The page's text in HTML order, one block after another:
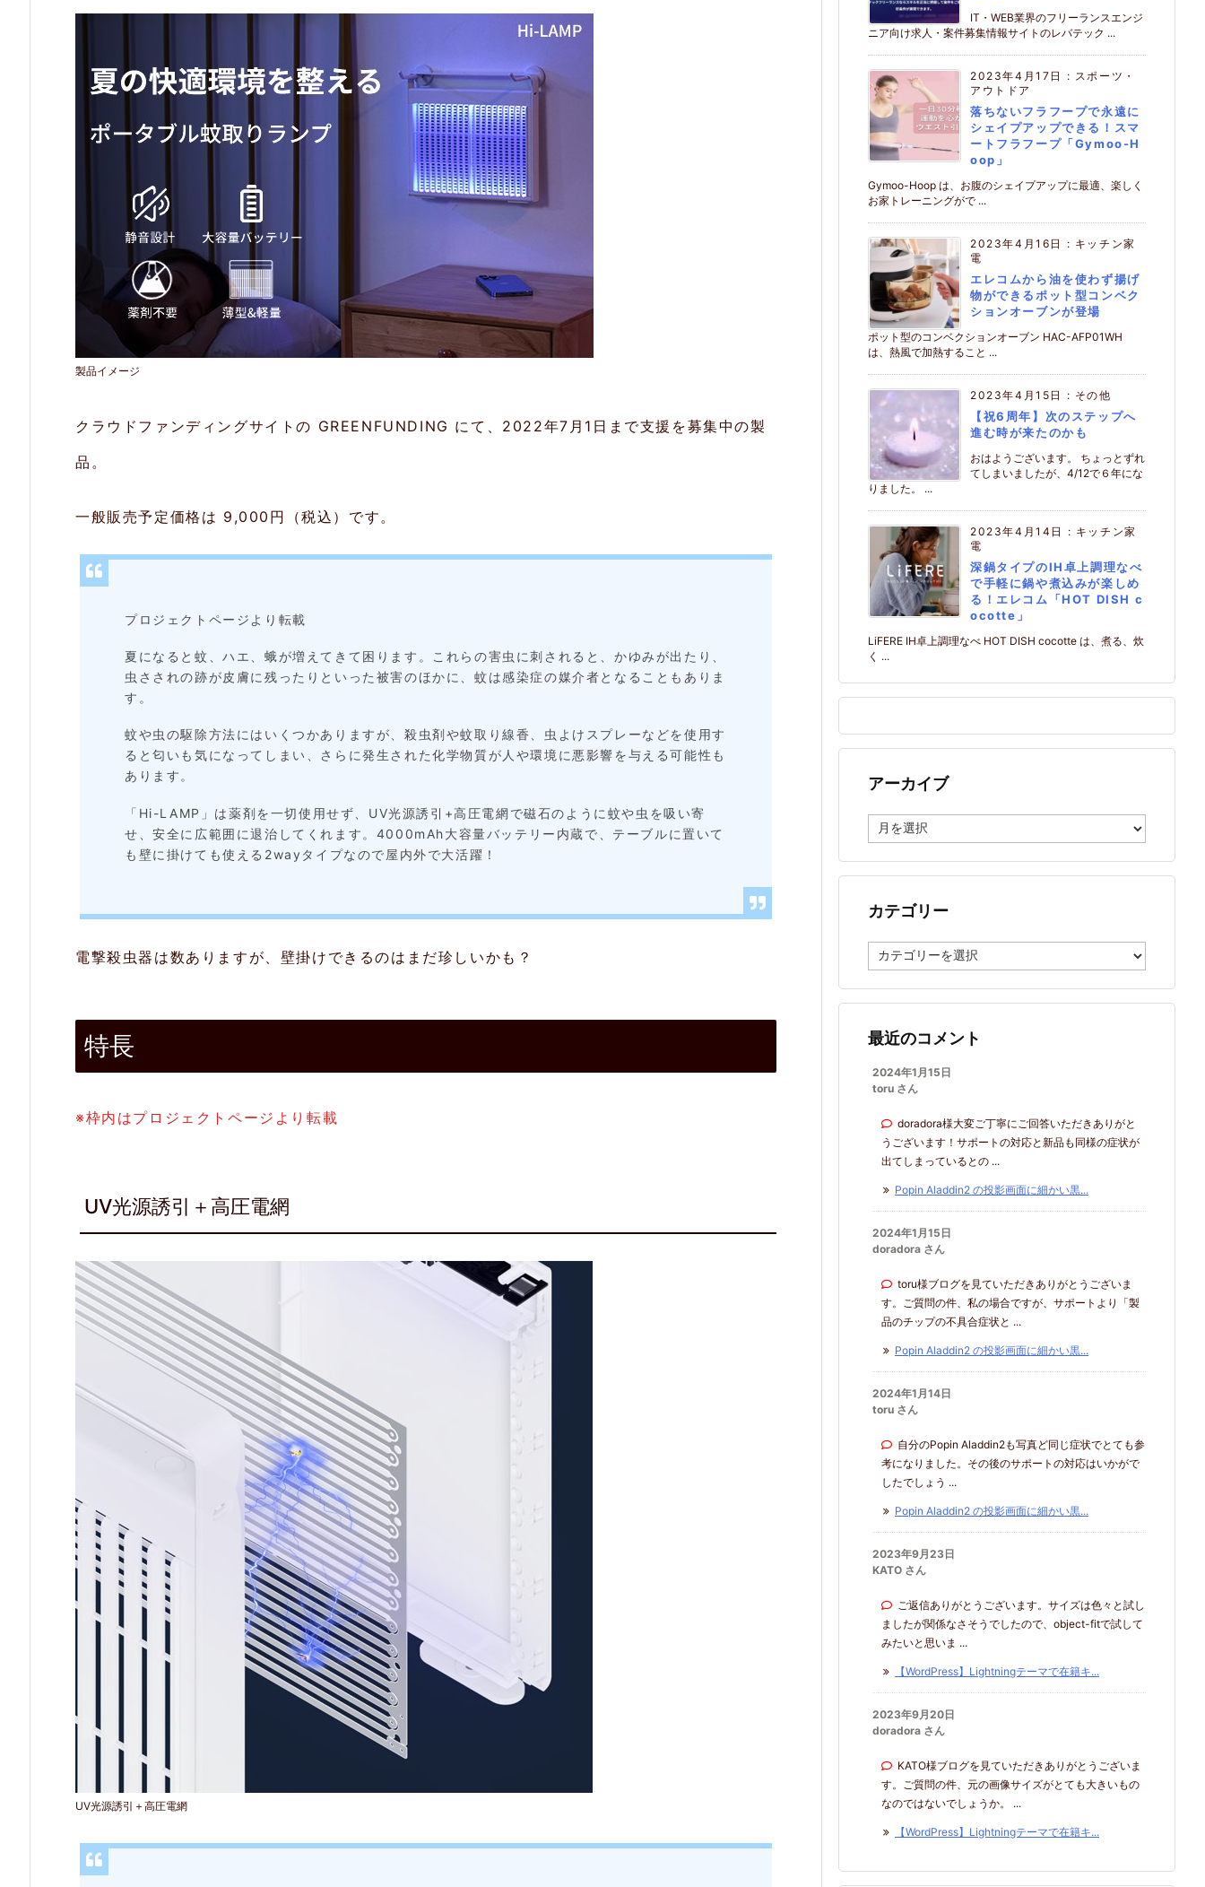
L
M
1.
U
光
誘
高
2.
置
く・
壁
の
W
3.
ま
っ
設
計
2.
剤
製品イメージ
クラウドファンディングサイトの GREENFUNDING にて、2022年7月1日まで支援を募集中の製
品。
一般販売予定価格は 9,000円（税込）です。
プロジェクトページより転載
夏になると蚊、ハエ、蛾が増えてきて困ります。これらの害虫に刺されると、かゆみが出たり、
虫さされの跡が皮膚に残ったりといった被害のほかに、蚊は感染症の媒介者となることもありま
す。
蚊や虫の駆除方法にはいくつかありますが、殺虫剤や蚊取り線香、虫よけスプレーなどを使用す
ると匂いも気になってしまい、さらに発生された化学物質が人や環境に悪影響を与える可能性も
あります。
「Hi-LAMP」は薬剤を一切使用せず、UV光源誘引+高圧電網で磁石のように蚊や虫を吸い寄
せ、安全に広範囲に退治してくれます。4000mAh大容量バッテリー内蔵で、テーブルに置いて
も壁に掛けても使える2wayタイプなので屋内外で大活躍！
電撃殺虫器は数ありますが、壁掛けできるのはまだ珍しいかも？
特長
※枠内はプロジェクトページより転載
UV光源誘引＋高圧電網
UV光源誘引＋高圧電網
IT・WEB業界のフリーランスエンジ
ニア向け求人・案件募集情報サイトのレバテック ...
2023年4月17日 : スポーツ・
アウトドア
落ちないフラフープで永遠に
シェイプアップできる！スマ
ートフラフープ「Gymoo-H
oop」
Gymoo-Hoop は、お腹のシェイプアップに最適、楽しく
お家トレーニングがで ...
2023年4月16日 : キッチン家
電
エレコムから油を使わず揚げ
物ができるポット型コンベク
ションオーブンが登場
ポット型のコンベクションオーブン HAC-AFP01WH
は、熱風で加熱すること ...
2023年4月15日 : その他
【祝6周年】次のステップへ
進む時が来たのかも
おはようございます。 ちょっとずれ
てしまいましたが、4/12で６年にな
りました。 ...
2023年4月14日 : キッチン家
電
深鍋タイプのIH卓上調理なべ
で手軽に鍋や煮込みが楽しめ
る！エレコム「HOT DISH c
ocotte」
LiFERE IH卓上調理なべ HOT DISH cocotte は、煮る、炊
く ...
アーカイブ
ー
イ
カテゴリー
テ
リ
最近のコメント
2024年1月15日
toru さん
doradora様大変ご丁寧にご回答いただきありがと
うございます！サポートの対応と新品も同様の症状が
出てしまっているとの ...
Popin Aladdin2 の投影画面に細かい黒...
2024年1月15日
doradora さん
toru様ブログを見ていただきありがとうございま
す。ご質問の件、私の場合ですが、サポートより「製
品のチップの不具合症状と ...
Popin Aladdin2 の投影画面に細かい黒...
2024年1月14日
toru さん
自分のPopin Aladdin2も写真ど同じ症状でとても参
考になりました。その後のサポートの対応はいかがで
したでしょう ...
Popin Aladdin2 の投影画面に細かい黒...
2023年9月23日
KATO さん
ご返信ありがとうございます。サイズは色々と試し
ましたが関係なさそうでしたので、object-fitで試して
みたいと思いま ...
【WordPress】Lightningテーマで在籍キ...
2023年9月20日
doradora さん
KATO様ブログを見ていただきありがとうございま
す。ご質問の件、元の画像サイズがとても大きいもの
なのではないでしょうか。 ...
【WordPress】Lightningテーマで在籍キ...